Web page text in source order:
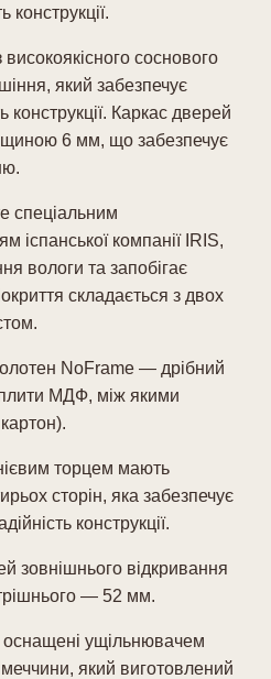
конструкції.
соснового
який забезпечує
конструкції. Каркас дверей
6 мм, що забезпечує
спеціальним
іспанської компанії IRIS,
вологи та запобігає
складається з двох
NoFrame — дрібний
МДФ, між якими
торцем мають
сторін, яка забезпечує
конструкції.
зовнішнього відкривання
— 52 мм.
оснащені ущільнювачем
який виготовлений